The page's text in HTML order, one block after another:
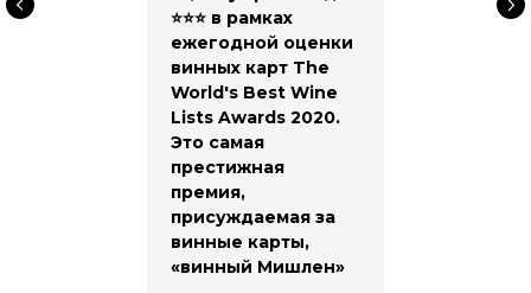
⭐⭐⭐ в рамках
ежегодной оценки
винных карт The
World's Best Wine
Lists Awards 2020.
Это самая
престижная
премия,
присуждаемая за
винные карты,
«винный Мишлен»